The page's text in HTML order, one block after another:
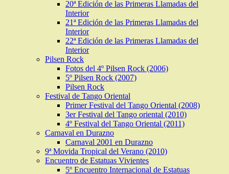
20ª Edición de las Primeras Llamadas del
Interior
21ª Edición de las Primeras Llamadas del
Interior
22ª Edición de las Primeras Llamadas del
Interior
Pilsen Rock
Fotos del 4º Pilsen Rock (2006)
5º Pilsen Rock (2007)
Pilsen Rock
Festival de Tango Oriental
Primer Festival del Tango Oriental (2008)
3er Festival del Tango oriental (2010)
4º Festival del Tango Oriental (2011)
Carnaval en Durazno
Carnaval 2001 en Durazno
9ª Movida Tropical del Verano (2010)
Encuentro de Estatuas Vivientes
5º Encuentro Internacional de Estatuas